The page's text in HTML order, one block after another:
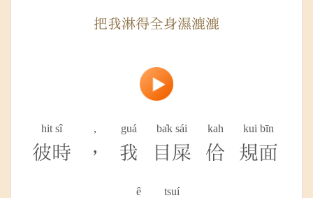
把我淋得全身濕漉漉
hit sî
彼時
,
，
guá
我
ba̍k sái
目屎
kah
佮
kui bīn
規面
ê tsuí